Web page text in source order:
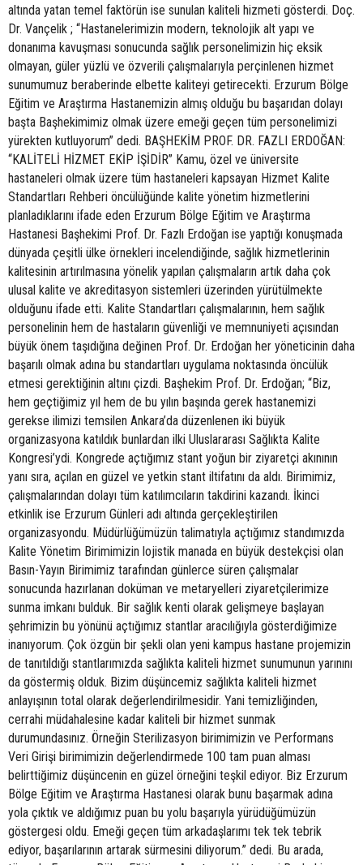
altında yatan temel faktörün ise sunulan kaliteli hizmeti gösterdi. Doç.
Dr. Vançelik ; “Hastanelerimizin modern, teknolojik alt yapı ve
donanıma kavuşması sonucunda sağlık personelimizin hiç eksik
olmayan, güler yüzlü ve özverili çalışmalarıyla perçinlenen hizmet
sunumumuz beraberinde elbette kaliteyi getirecekti. Erzurum Bölge
Eğitim ve Araştırma Hastanemizin almış olduğu bu başarıdan dolayı
başta Başhekimimiz olmak üzere emeği geçen tüm personelimizi
yürekten kutluyorum” dedi. BAŞHEKİM PROF. DR. FAZLI ERDOĞAN:
“KALİTELİ HİZMET EKİP İŞİDİR” Kamu, özel ve üniversite
hastaneleri olmak üzere tüm hastaneleri kapsayan Hizmet Kalite
Standartları Rehberi öncülüğünde kalite yönetim hizmetlerini
planladıklarını ifade eden Erzurum Bölge Eğitim ve Araştırma
Hastanesi Başhekimi Prof. Dr. Fazlı Erdoğan ise yaptığı konuşmada
dünyada çeşitli ülke örnekleri incelendiğinde, sağlık hizmetlerinin
kalitesinin artırılmasına yönelik yapılan çalışmaların artık daha çok
ulusal kalite ve akreditasyon sistemleri üzerinden yürütülmekte
olduğunu ifade etti. Kalite Standartları çalışmalarının, hem sağlık
personelinin hem de hastaların güvenliği ve memnuniyeti açısından
büyük önem taşıdığına değinen Prof. Dr. Erdoğan her yöneticinin daha
başarılı olmak adına bu standartları uygulama noktasında öncülük
etmesi gerektiğinin altını çizdi. Başhekim Prof. Dr. Erdoğan; “Biz,
hem geçtiğimiz yıl hem de bu yılın başında gerek hastanemizi
gerekse ilimizi temsilen Ankara’da düzenlenen iki büyük
organizasyona katıldık bunlardan ilki Uluslararası Sağlıkta Kalite
Kongresi’ydi. Kongrede açtığımız stant yoğun bir ziyaretçi akınının
yanı sıra, açılan en güzel ve yetkin stant iltifatını da aldı. Birimimiz,
çalışmalarından dolayı tüm katılımcıların takdirini kazandı. İkinci
etkinlik ise Erzurum Günleri adı altında gerçekleştirilen
organizasyondu. Müdürlüğümüzün talimatıyla açtığımız standımızda
Kalite Yönetim Birimimizin lojistik manada en büyük destekçisi olan
Basın-Yayın Birimimiz tarafından günlerce süren çalışmalar
sonucunda hazırlanan doküman ve metaryelleri ziyaretçilerimize
sunma imkanı bulduk. Bir sağlık kenti olarak gelişmeye başlayan
şehrimizin bu yönünü açtığımız stantlar aracılığıyla gösterdiğimize
inanıyorum. Çok özgün bir şekli olan yeni kampus hastane projemizin
de tanıtıldığı stantlarımızda sağlıkta kaliteli hizmet sunumunun yarınını
da göstermiş olduk. Bizim düşüncemiz sağlıkta kaliteli hizmet
anlayışının total olarak değerlendirilmesidir. Yani temizliğinden,
cerrahi müdahalesine kadar kaliteli bir hizmet sunmak
durumundasınız. Örneğin Sterilizasyon birimimizin ve Performans
Veri Girişi birimimizin değerlendirmede 100 tam puan alması
belirttiğimiz düşüncenin en güzel örneğini teşkil ediyor. Biz Erzurum
Bölge Eğitim ve Araştırma Hastanesi olarak bunu başarmak adına
yola çıktık ve aldığımız puan bu yolu başarıyla yürüdüğümüzün
göstergesi oldu. Emeği geçen tüm arkadaşlarımı tek tek tebrik
ediyor, başarılarının artarak sürmesini diliyorum.” dedi. Bu arada,